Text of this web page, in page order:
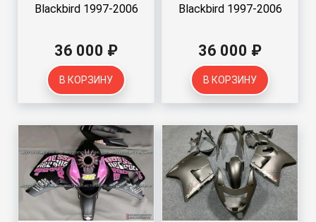
Blackbird 1997-2006
36 000 ₽
В КОРЗИНУ
Blackbird 1997-2006
36 000 ₽
В КОРЗИНУ